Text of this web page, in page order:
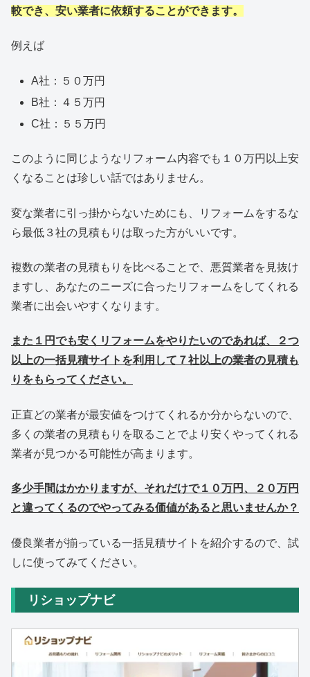
較でき、安い業者に依頼することができます。
例えば
A社：５０万円
B社：４５万円
C社：５５万円
このように同じようなリフォーム内容でも１０万円以上安
くなることは珍しい話ではありません。
変な業者に引っ掛からないためにも、リフォームをするな
ら最低３社の見積もりは取った方がいいです。
複数の業者の見積もりを比べることで、悪質業者を見抜け
ますし、あなたのニーズに合ったリフォームをしてくれる
業者に出会いやすくなります。
また１円でも安くリフォームをやりたいのであれば、２つ
以上の一括見積サイトを利用して７社以上の業者の見積も
りをもらってください。
正直どの業者が最安値をつけてくれるか分からないので、
多くの業者の見積もりを取ることでより安くやってくれる
業者が見つかる可能性が高まります。
多少手間はかかりますが、それだけで１０万円、２０万円
と違ってくるのでやってみる価値があると思いませんか？
優良業者が揃っている一括見積サイトを紹介するので、試
しに使ってみてください。
リショップナビ